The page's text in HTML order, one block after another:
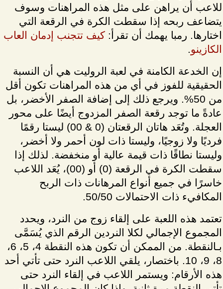
للاعب أن يراهن على مثل هذه المراهنات وسوف
يتضاعف ربحه إذا سقطت الكرة في الرقعة التي
اختارها. رمبا يهمك أن تقرأ:كيف تتجنب إدمان العاب
الكازينو.
إن الخدعة الكامنة في لعبة الروليت هي أن النسبة
الحقيقية للفوز في أي من هذه المراهنات تكون أقل
من 50%. ويرجع ذلك إلى إضافة الصفر الأخضر، بل
عادةً ما توجد رقعة الصفر المزدوج أيضًا على محور
العجلة. وتُعَد هاتان الرقعتان (0 & 00) ليستا رقمًا
فرديًا ولا زوجيًا، وليستا ذات لون أحمر ولا أخضر،
وليستا نطاقًا ذات قيمة عالية أو منخفضة. لذلك إذا
سقطت الكرة في الرقعة (0) أو (00)، يُعَد اللاعب
خاسرًا في جميع أنواع المرهانات ذات الربح
المكافيء ذات الاحتمالات 50/50.
تعتمد هذه اللعبة على إلقاء زوج من النرد، ويحدد
المجموع الإجمالي لكلا النردين الرقم الذي يُسَمَّى
بـالنقطة. من الممكن أن تكون هذه النقطة 4، 5، 6،
8، 9، 10. باختصار، يلقي اللاعب النرد حتى تأتي أحد
هذه الأرقام: ويستمر اللاعب في إلقاء النرد حتى